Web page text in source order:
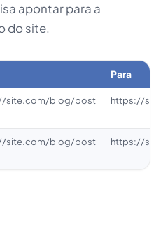
apontar para a
do site.
Para
site.com/blog/post https://
site.com/blog/post https://